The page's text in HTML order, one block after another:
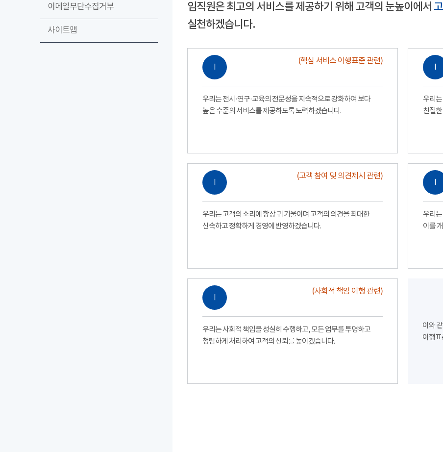
이메일무단수집거부
사이트맵
임직원은 최고의 서비스를 제공하기 위해 고객의 눈높이에서
실천하겠습니다.
Ⅰ
(핵심 서비스 이행표준 관련)
우리는 전시·연구·교육의 전문성을 지속적으로 강화하여 보다
높은 수준의 서비스를 제공하도록 노력하겠습니다.
Ⅰ
우리
친절
Ⅰ
(고객 참여 및 의견제시 관련)
우리는 고객의 소리에 항상 귀 기울이며 고객의 의견을 최대한
신속하고 정확하게 경영에 반영하겠습니다.
Ⅰ
우리는
이를
Ⅰ
(사회적 책임 이행 관련)
우리는 사회적 책임을 성실히 수행하고, 모든 업무를 투명하고
청렴하게 처리하여 고객의 신뢰를 높이겠습니다.
이와
이행표